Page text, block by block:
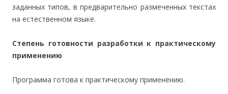
заданных типов, в предварительно размеченных текстах
на естественном языке.
Степень готовности разработки к практическому
применению
Программа готова к практическому применению.